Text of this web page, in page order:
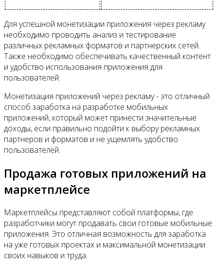
Для успешной монетизации приложения через рекламу
необходимо проводить анализ и тестирование
различных рекламных форматов и партнерских сетей.
Также необходимо обеспечивать качественный контент
и удобство использования приложения для
пользователей.
Монетизация приложений через рекламу - это отличный
способ заработка на разработке мобильных
приложений, который может принести значительные
доходы, если правильно подойти к выбору рекламных
партнеров и форматов и не ущемлять удобство
пользователей.
Продажа готовых приложений на
маркетплейсе
Маркетплейсы представляют собой платформы, где
разработчики могут продавать свои готовые мобильные
приложения. Это отличная возможность для заработка
на уже готовых проектах и максимальной монетизации
своих навыков и труда.